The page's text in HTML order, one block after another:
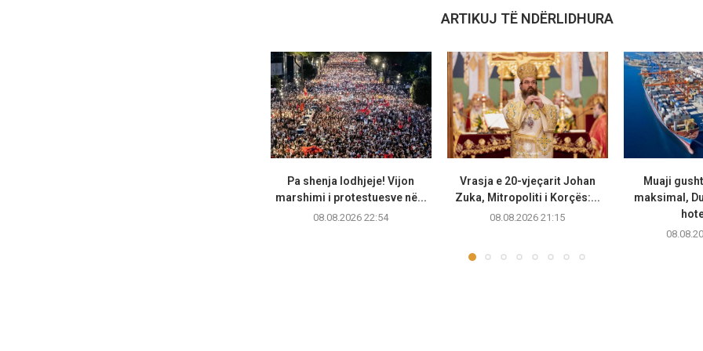
ARTIKUJ TË NDËRLIDHURA
Pa shenja lodhjeje! Vijon
marshimi i protestuesve në...
08.08.2026 22:54
Vrasja e 20-vjeçarit Johan
Zuka, Mitropoliti i Korçës:...
08.08.2026 21:15
Muaji
maksimal,